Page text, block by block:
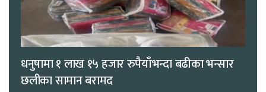
धनुषामा १ लाख १५ हजार रुपैयाँभन्दा बढीका भन्सार
छलीका सामान बरामद